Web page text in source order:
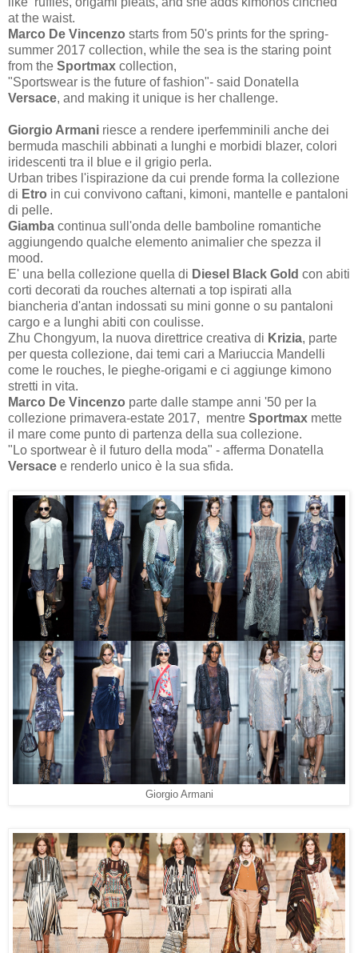
at the waist.
Marco De Vincenzo starts from 50's prints for the spring-
summer 2017 collection, while the sea is the staring point
from the Sportmax collection,
"Sportswear is the future of fashion"- said Donatella
Versace, and making it unique is her challenge.
Giorgio Armani riesce a rendere iperfemminili anche dei
bermuda maschili abbinati a lunghi e morbidi blazer, colori
iridescenti tra il blue e il grigio perla.
Urban tribes l'ispirazione da cui prende forma la collezione
di Etro in cui convivono caftani, kimoni, mantelle e pantaloni
di pelle.
Giamba continua sull'onda delle bamboline romantiche
aggiungendo qualche elemento animalier che spezza il
mood.
E' una bella collezione quella di Diesel Black Gold con abiti
corti decorati da rouches alternati a top ispirati alla
biancheria d'antan indossati su mini gonne o su pantaloni
cargo e a lunghi abiti con coulisse.
Zhu Chongyum, la nuova direttrice creativa di Krizia, parte
per questa collezione, dai temi cari a Mariuccia Mandelli
come le rouches, le pieghe-origami e ci aggiunge kimono
stretti in vita.
Marco De Vincenzo parte dalle stampe anni '50 per la
collezione primavera-estate 2017, mentre Sportmax mette
il mare come punto di partenza della sua collezione.
"Lo sportwear è il futuro della moda" - afferma Donatella
Versace e renderlo unico è la sua sfida.
Giorgio Armani